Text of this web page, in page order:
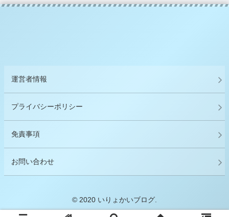
運営者情報
プライバシーポリシー
免責事項
お問い合わせ
© 2020 いりょかいブログ.